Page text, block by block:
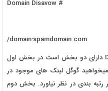
# Domain Disavow
domain:spamdomain.com/
همانطور که میبینید فایل Disavow.txt دارای دو بخش است در بخش اول
گوگل لینک های موجود در
رتبه بندی در نظر نیاورد. بخش دوم